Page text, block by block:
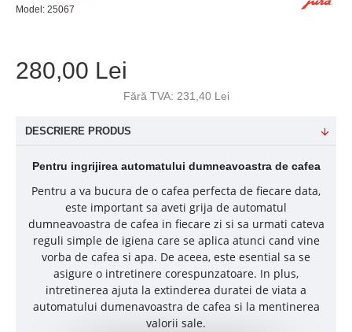
Model: 25067
280,00 Lei
Fără TVA: 231,40 Lei
DESCRIERE PRODUS
Pentru ingrijirea automatului dumneavoastra de cafea
Pentru a va bucura de o cafea perfecta de fiecare data,
este important sa aveti grija de automatul
dumneavoastra de cafea in fiecare zi si sa urmati cateva
reguli simple de igiena care se aplica atunci cand vine
vorba de cafea si apa. De aceea, este esential sa se
asigure o intretinere corespunzatoare. In plus,
intretinerea ajuta la extinderea duratei de viata a
automatului dumenavoastra de cafea si la mentinerea
valorii sale.